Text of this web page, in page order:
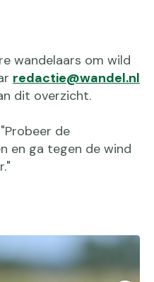
wandelaars om wild
redactie@wandel.nl
dit overzicht.
de
en ga tegen de wind